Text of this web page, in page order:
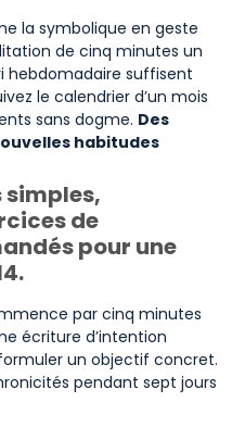
la symbolique en geste
de cinq minutes un
hebdomadaire suffisent
le calendrier d’un mois
sans dogme. Des
habitudes
simples,
de
pour une
par cinq minutes
écriture d’intention
un objectif concret.
pendant sept jours